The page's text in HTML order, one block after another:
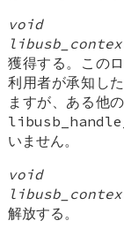
void
獲得する。この
利用者が承知し
ますが、ある他
いません。
void
解放する。